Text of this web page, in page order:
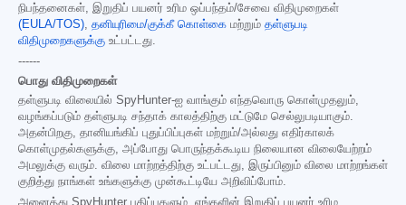
நிபந்தனைகள், இறுதிப் பயனர் உரிம ஒப்பந்தம்/சேவை விதிமுறைகள்
(EULA/TOS), தனியுரிமை/குக்கீ கொள்கை மற்றும் தள்ளுபடி
விதிமுறைகளுக்கு உட்பட்டது.
------
பொது விதிமுறைகள்
தள்ளுபடி விலையில் SpyHunter-ஐ வாங்கும் எந்தவொரு கொள்முதலும்,
வழங்கப்படும் தள்ளுபடி சந்தாக் காலத்திற்கு மட்டுமே செல்லுபடியாகும்.
அதன்பிறகு, தானியங்கிப் புதுப்பிப்புகள் மற்றும்/அல்லது எதிர்காலக்
கொள்முதல்களுக்கு, அப்போது பொருந்தக்கூடிய நிலையான விலையேற்றம்
அமலுக்கு வரும். விலை மாற்றத்திற்கு உட்பட்டது, இருப்பினும் விலை மாற்றங்கள்
குறித்து நாங்கள் உங்களுக்கு முன்கூட்டியே அறிவிப்போம்.
அனைத்து SpyHunter பதிப்புகளும், எங்களின் இறுதிப் பயனர் உரிம